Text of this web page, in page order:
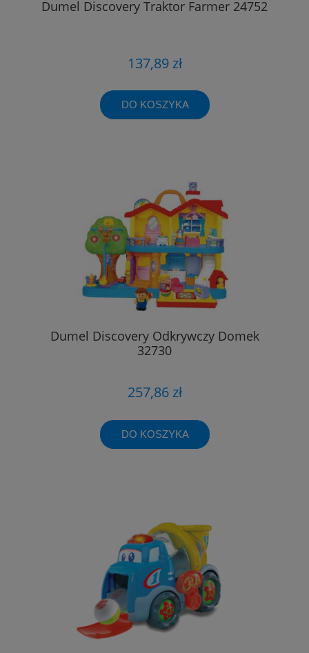
Dumel Discovery Traktor Farmer 24752
137,89 zł
DO KOSZYKA
Dumel Discovery Odkrywczy Domek
32730
257,86 zł
DO KOSZYKA